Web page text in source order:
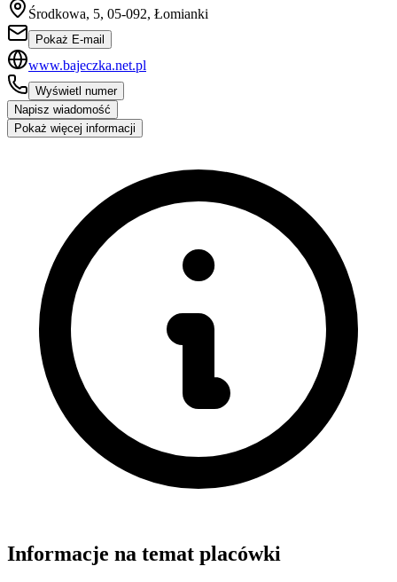
Środkowa, 5, 05-092, Łomianki
Pokaż E-mail
www.bajeczka.net.pl
Wyświetl numer
Napisz wiadomość
Pokaż więcej informacji
Informacje na temat placówki